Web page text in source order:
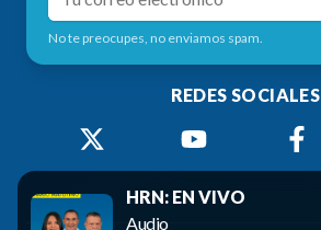
No te preocupes, no enviamos spam.
REDES SOCIALES
HRN: EN VIVO
Audio